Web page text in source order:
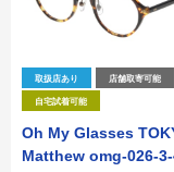
取扱店あり 店舗取寄可能
自宅試着可能
Oh My Glasses
Matthew omg-026-